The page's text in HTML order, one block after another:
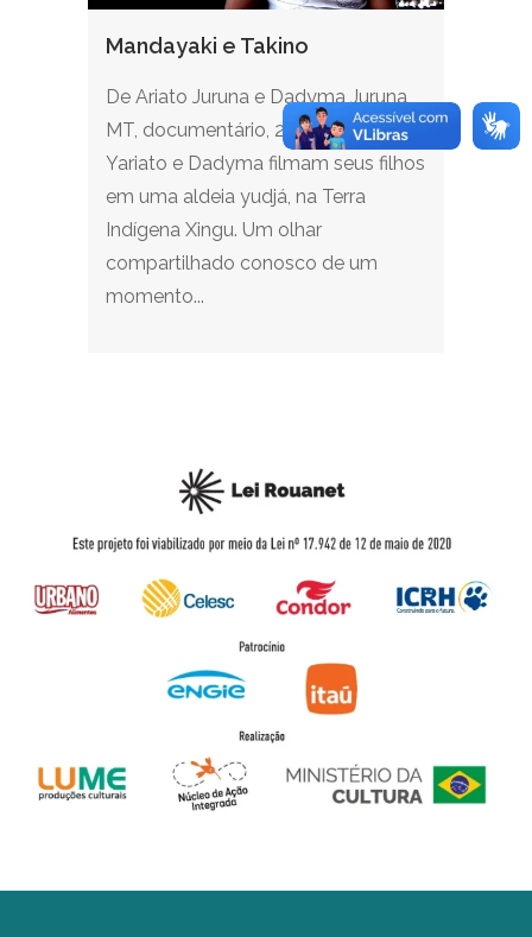
Mandayaki e Takino
De Ariato Juruna e Dadyma Juruna,
MT, documentário, 2020, 10 min.
Yariato e Dadyma filmam seus filhos
em uma aldeia yudjá, na Terra
Indígena Xingu. Um olhar
compartilhado conosco de um
momento...